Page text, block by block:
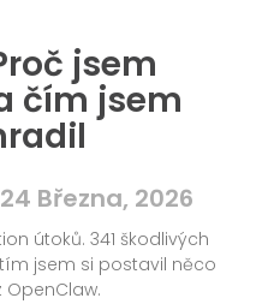
jsem
čím jsem
24 Března, 2026
útoků. 341 škodlivých
jsem si postavil něco